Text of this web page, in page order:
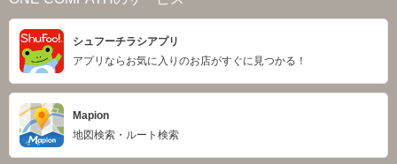
シュフーチラシアプリ
アプリならお気に入りのお店がすぐに見つかる！
Mapion
地図検索・ルート検索